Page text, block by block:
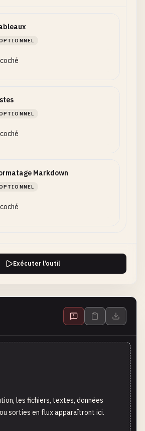
Markdown
Exécuter l’outil
les fichiers, textes, données
sorties en flux apparaîtront ici.